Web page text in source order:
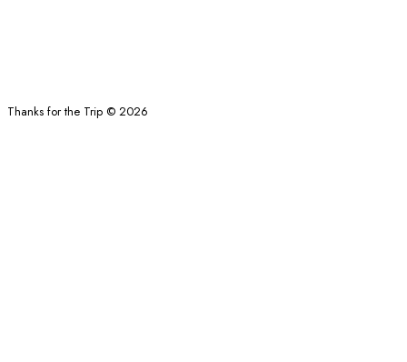
Thanks for the Trip © 2026